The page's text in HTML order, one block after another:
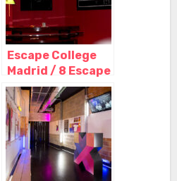
Escape College
Madrid / 8 Escape
Room en pleno
centro, Madrid –
Madrid